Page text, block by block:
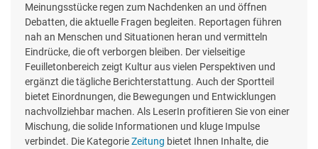
Meinungsstücke regen zum Nachdenken an und öffnen
Debatten, die aktuelle Fragen begleiten. Reportagen führen
nah an Menschen und Situationen heran und vermitteln
Eindrücke, die oft verborgen bleiben. Der vielseitige
Feuilletonbereich zeigt Kultur aus vielen Perspektiven und
ergänzt die tägliche Berichterstattung. Auch der Sportteil
bietet Einordnungen, die Bewegungen und Entwicklungen
nachvollziehbar machen. Als LeserIn profitieren Sie von einer
Mischung, die solide Informationen und kluge Impulse
verbindet. Die KategorieZeitung bietet Ihnen Inhalte, die